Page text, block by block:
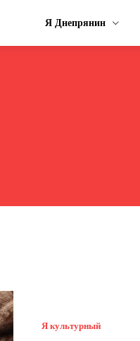
Я Днепрянин
Я культурный